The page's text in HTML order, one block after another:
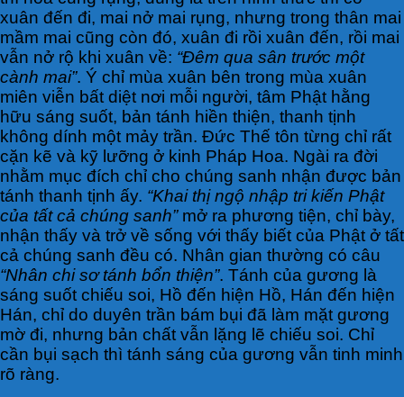
xuân đến đi, mai nở mai rụng, nhưng trong thân mai
mầm mai cũng còn đó, xuân đi rồi xuân đến, rồi mai
vẫn nở rộ khi xuân về: “Đêm qua sân trước một
cành mai”. Ý chỉ mùa xuân bên trong mùa xuân
miên viễn bất diệt nơi mỗi người, tâm Phật hằng
hữu sáng suốt, bản tánh hiền thiện, thanh tịnh
không dính một mảy trần. Đức Thế tôn từng chỉ rất
cặn kẽ và kỹ lưỡng ở kinh Pháp Hoa. Ngài ra đời
nhằm mục đích chỉ cho chúng sanh nhận được bản
tánh thanh tịnh ấy. “Khai thị ngộ nhập tri kiến Phật
của tất cả chúng sanh”mở ra phương tiện, chỉ bày,
nhận thấy và trở về sống với thấy biết của Phật ở tất
cả chúng sanh đều có. Nhân gian thường có câu
“Nhân chi sơ tánh bổn thiện”. Tánh của gương là
sáng suốt chiếu soi, Hồ đến hiện Hồ, Hán đến hiện
Hán, chỉ do duyên trần bám bụi đã làm mặt gương
mờ đi, nhưng bản chất vẫn lặng lẽ chiếu soi. Chỉ
cần bụi sạch thì tánh sáng của gương vẫn tinh minh
rõ ràng.